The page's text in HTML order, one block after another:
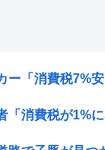
ー「消費税7%
「消費税が1%